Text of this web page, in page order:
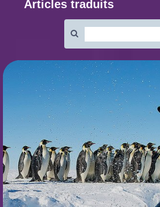
Articles traduits
: